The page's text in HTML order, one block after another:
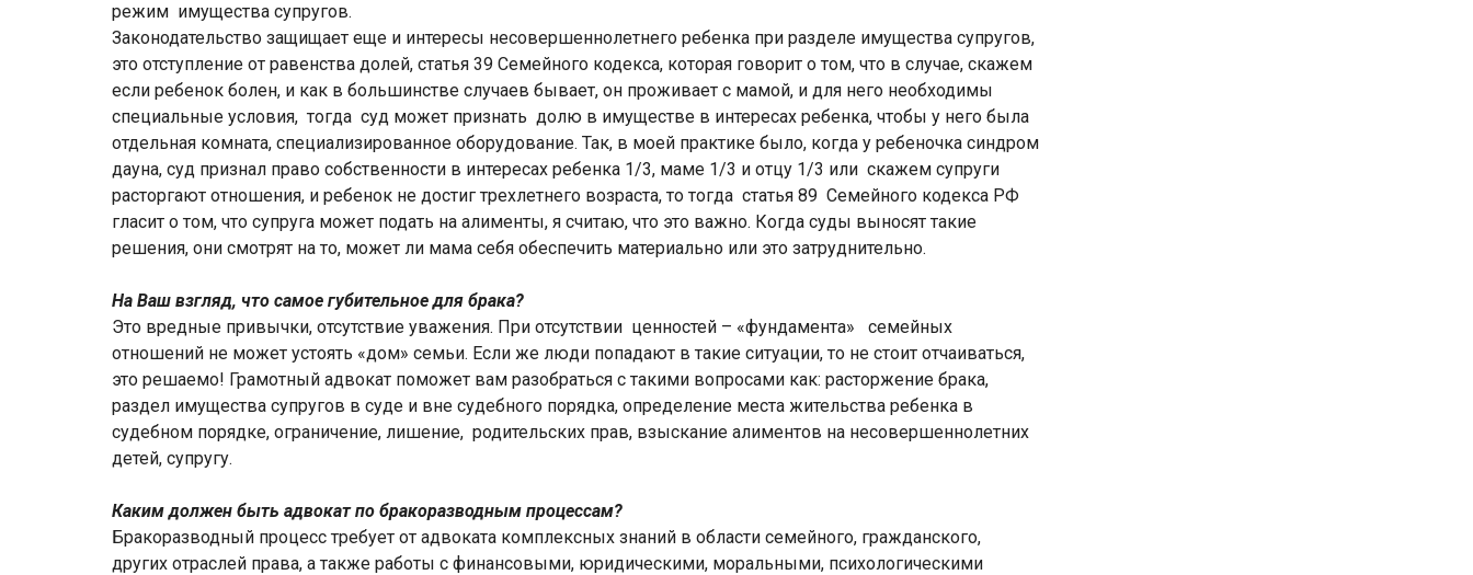
режим имущества супругов.
Законодательство защищает еще и интересы несовершеннолетнего ребенка при разделе имущества супругов,
это отступление от равенства долей, статья 39 Семейного кодекса, которая говорит о том, что в случае, скажем
если ребенок болен, и как в большинстве случаев бывает, он проживает с мамой, и для него необходимы
специальные условия, тогда суд может признать долю в имуществе в интересах ребенка, чтобы у него была
отдельная комната, специализированное оборудование. Так, в моей практике было, когда у ребеночка синдром
дауна, суд признал право собственности в интересах ребенка 1/3, маме 1/3 и отцу 1/3 или скажем супруги
расторгают отношения, и ребенок не достиг трехлетнего возраста, то тогда статья 89 Семейного кодекса РФ
гласит о том, что супруга может подать на алименты, я считаю, что это важно. Когда суды выносят такие
решения, они смотрят на то, может ли мама себя обеспечить материально или это затруднительно.
На Ваш взгляд, что самое губительное для брака?
Это вредные привычки, отсутствие уважения. При отсутствии ценностей – «фундамента» семейных
отношений не может устоять «дом» семьи. Если же люди попадают в такие ситуации, то не стоит отчаиваться,
это решаемо! Грамотный адвокат поможет вам разобраться с такими вопросами как: расторжение брака,
раздел имущества супругов в суде и вне судебного порядка, определение места жительства ребенка в
судебном порядке, ограничение, лишение, родительских прав, взыскание алиментов на несовершеннолетних
детей, супругу.
Каким должен быть адвокат по бракоразводным процессам?
Бракоразводный процесс требует от адвоката комплексных знаний в области семейного, гражданского,
других отраслей права, а также работы с финансовыми, юридическими, моральными, психологическими